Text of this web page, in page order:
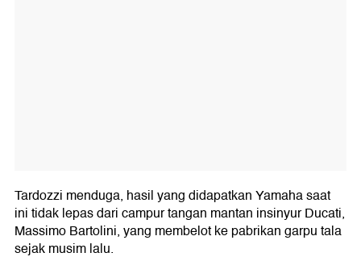
Tardozzi menduga, hasil yang didapatkan Yamaha saat
ini tidak lepas dari campur tangan mantan insinyur Ducati,
Massimo Bartolini, yang membelot ke pabrikan garpu tala
sejak musim lalu.